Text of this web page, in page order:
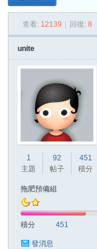
› ›
查看: 12139 回復: 8
unite
1
主題
92
帖子
451
積分
拖肥預備組
積分 451
發消息